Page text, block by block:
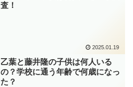
査！
2025.01.19
乙葉と藤井隆の子供は何人いる
の？学校に通う年齢で何歳になっ
た？